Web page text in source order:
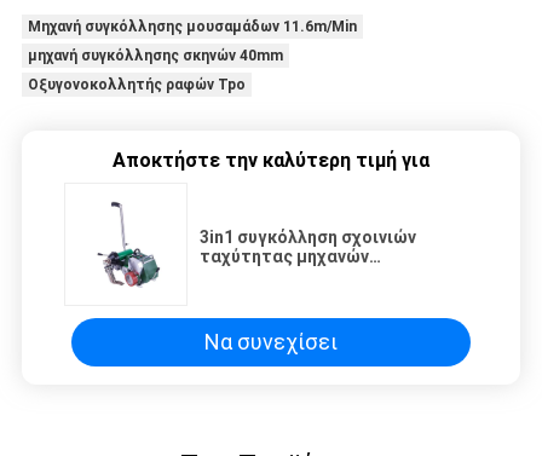
Μηχανή συγκόλλησης μουσαμάδων 11.6m/Min
μηχανή συγκόλλησης σκηνών 40mm
Οξυγονοκολλητής ραφών Tpo
Αποκτήστε την καλύτερη τιμή για
3in1 συγκόλληση σχοινιών
ταχύτητας μηχανών
Να συνεχίσει